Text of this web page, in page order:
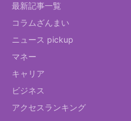
最新記事一覧
コラムざんまい
ニュース pickup
マネー
キャリア
ビジネス
アクセスランキング